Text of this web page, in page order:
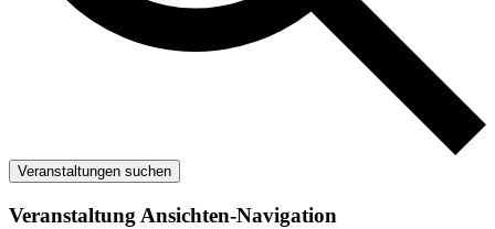
Veranstaltungen suchen
Veranstaltung Ansichten-Navigation